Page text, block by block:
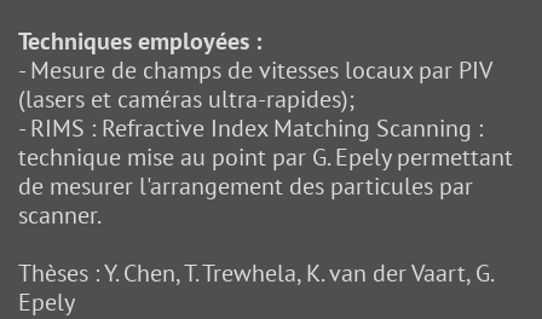
Techniques employées :
- Mesure de champs de vitesses locaux par PIV
(lasers et caméras ultra-rapides);
- RIMS : Refractive Index Matching Scanning :
technique mise au point par G. Epely permettant
de mesurer l'arrangement des particules par
scanner.
Thèses : Y. Chen, T. Trewhela, K. van der Vaart, G.
Epely